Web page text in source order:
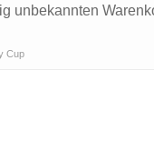
unbekannten
Cup